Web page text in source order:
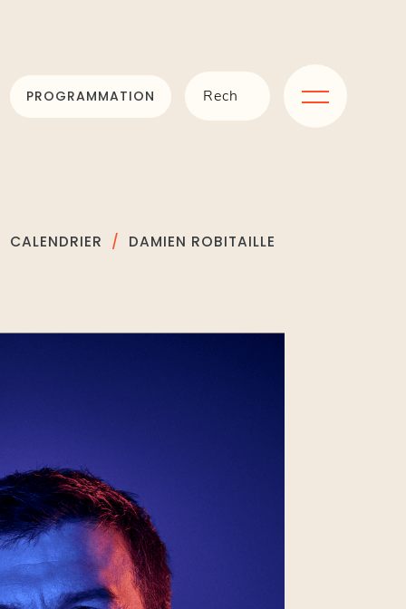
PROGRAMMATION
CALENDRIER DAMIEN ROBITAILLE